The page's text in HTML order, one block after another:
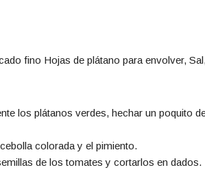
fino Hojas de plátano para envolver,
los plátanos verdes, hechar un poquito
colorada y el pimiento.
de los tomates y cortarlos en dados.